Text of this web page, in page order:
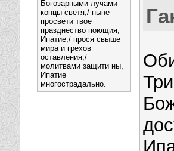
Богозарными лучами
концы светя,/ ныне
просвети твое
празднество поющия,
Ипатие,/ прося свыше
мира и грехов
оставления,/
молитвами защити ны,
Ипатие
многострадально.